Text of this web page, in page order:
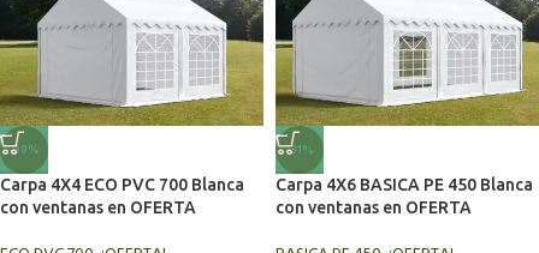
-39%
Carpa 4X4 ECO PVC 700 Blanca
con ventanas en OFERTA
-31%
Carpa 4X6 BASICA PE 450 Blanca
con ventanas en OFERTA